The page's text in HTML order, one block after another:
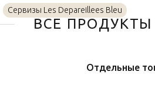
Сервизы Les Depareillees Bleu
ВСЕ ПРОДУКТЫ
Отдельные